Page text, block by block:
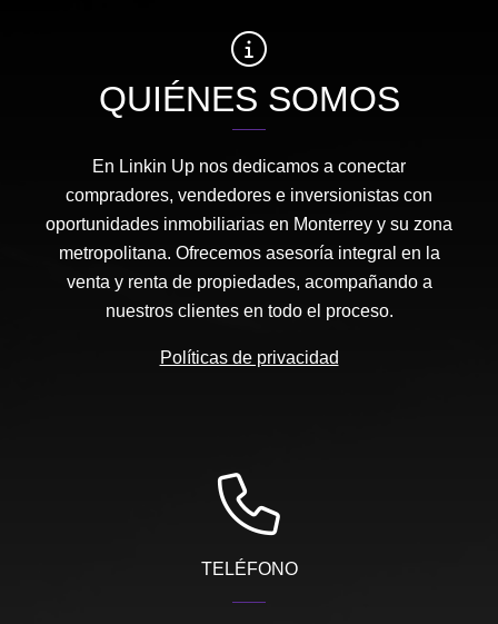
QUIÉNES SOMOS
En Linkin Up nos dedicamos a conectar
compradores, vendedores e inversionistas con
oportunidades inmobiliarias en Monterrey y su zona
metropolitana. Ofrecemos asesoría integral en la
venta y renta de propiedades, acompañando a
nuestros clientes en todo el proceso.
Políticas de privacidad
TELÉFONO